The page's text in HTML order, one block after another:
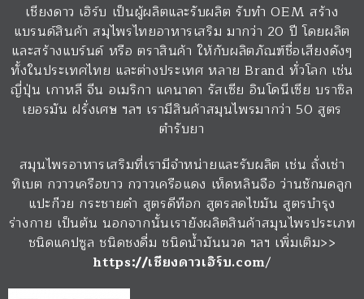
เชียงดาว เฮิร์บ เป็นผู้ผลิตและรับผลิต รับทำ OEM สร้าง
แบรนด์สินค้า สมุไพรไทยอาหารเสริม มากว่า 20 ปี โดยผลิต
และสร้างแบร์นด์ หรือ ตราสินค้า ให้กับผลิตภัณฑ์ชื่อเสียงดังๆ
ทั้งในประเทศไทย และต่างประเทศ หลาย Brand ทั่วโลก เช่น
ญี่ปุ่น เกาหลี จีน อเมริกา แคนาดา รัสเซีย อินโดนีเซีย บราซิล
เยอรมัน ฝรั่งเศษ ฯลฯ เรามีสินค้าสมุนไพรมากว่า 50 สูตร
ตำรับยา
สมุนไพรอาหารเสริมที่เรามีจำหน่ายและรับผลิต เช่น ถั่งเช่า
ทิเบต กวาวเครือขาว กวาวเครือแดง เห็ดหลินจือ ว่านชักมดลูก
แปะก๊วย กระชายดำ สูตรดีท๊อก สูตรลดไขมัน สูตรบำรุง
ร่างกาย เป็นต้น นอกจากนั้นเรายังผลิตสินค้าสมุนไพรประเภท
ชนิดแคปซูล ชนิดชงดื่ม ชนิดน้ำมันนวด ฯลฯ เพิ่มเติม>>
https://เชียงดาวเฮิร์บ.com/